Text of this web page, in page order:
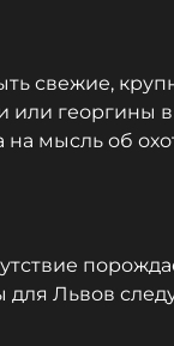
свежие,
или георгины
мысль об
Львов